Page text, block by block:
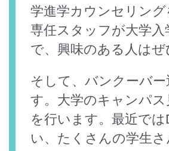
学進学カウンセリン
専任スタッフが大学
で、興味のある人は
そして、バンクーバ
す。大学のキャンパ
を行います。最近で
い、たくさんの学生